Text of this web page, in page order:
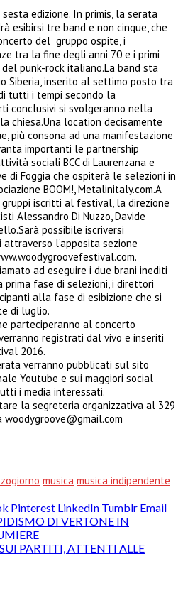
edizione. In primis, la serata
esibirsi tre band e non cinque, che
del gruppo ospite, i
tra la fine degli anni 70 e i primi
punk-rock italiano.La band sta
Siberia, inserito al settimo posto tra
tutti i tempi secondo la
conclusivi si svolgeranno nella
chiesa.Una location decisamente
più consona ad una manifestazione
importanti le partnership
sociali BCC di Laurenzana e
di Foggia che ospiterà le selezioni in
BOOM!, Metalinitaly.com.A
iscritti al festival, la direzione
Alessandro Di Nuzzo, Davide
possibile iscriversi
l’apposita sezione
ad eseguire i due brani inediti
prima fase di selezioni, i direttori
alla fase di esibizione che si
di luglio.
parteciperanno al concerto
registrati dal vivo e inseriti
2016.
verranno pubblicati sul sito
Youtube e sui maggiori social
i media interessati.
la segreteria organizzativa al 329
musica musica indipendente
Pinterest LinkedIn Tumblr Email
DI VERTONE IN
PARTITI, ATTENTI ALLE